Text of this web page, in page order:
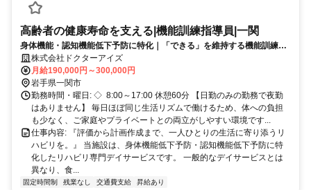
高齢者の健康寿命を支える|機能訓練指導員|一関
身体機能・認知機能低下予防に特化｜「できる」を維持する機能訓練指
導員株式会社ドクターアイズ
月給190,000円～300,000円
岩手県一関市
勤務時間・曜日: ◇ 8:00～17:00 休憩60分 【日勤のみの勤務で夜勤
はありません】 毎日ほぼ同じ生活リズムで働けるため、体への負担
も少なく、ご家庭やプライベートとの両立がしやすい環境です...
仕事内容: 『評価から計画作成まで、一人ひとりの生活に寄り添うリ
ハビリを。』 当施設は、身体機能低下予防・認知機能低下予防に特
化したリハビリ専門デイサービスです。 一般的なデイサービスとは
異なり、食...
固定時間制 残業なし 交通費支給 昇給あり